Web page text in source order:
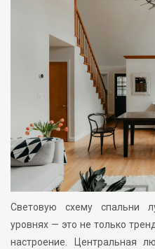
Световую схему спальни
уровнях — это не только
настроение. Центральная